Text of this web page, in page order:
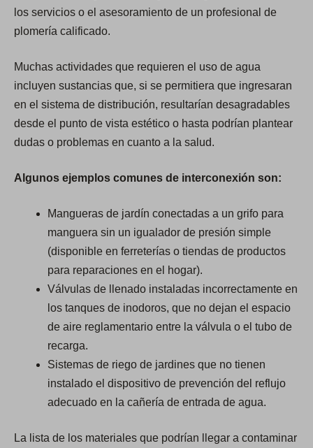
los servicios o el asesoramiento de un profesional de
plomería calificado.
Muchas actividades que requieren el uso de agua
incluyen sustancias que, si se permitiera que ingresaran
en el sistema de distribución, resultarían desagradables
desde el punto de vista estético o hasta podrían plantear
dudas o problemas en cuanto a la salud.
Algunos ejemplos comunes de interconexión son:
Mangueras de jardín conectadas a un grifo para
manguera sin un igualador de presión simple
(disponible en ferreterías o tiendas de productos
para reparaciones en el hogar).
Válvulas de llenado instaladas incorrectamente en
los tanques de inodoros, que no dejan el espacio
de aire reglamentario entre la válvula o el tubo de
recarga.
Sistemas de riego de jardines que no tienen
instalado el dispositivo de prevención del reflujo
adecuado en la cañería de entrada de agua.
La lista de los materiales que podrían llegar a contaminar